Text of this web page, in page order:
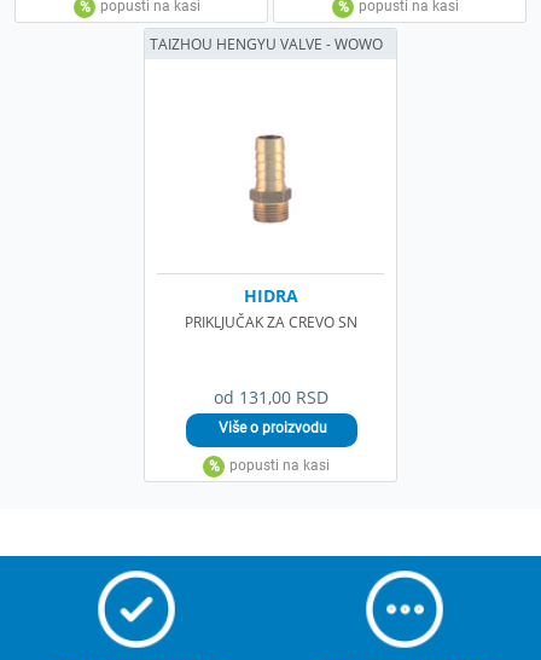
od 131,00 RSD
HIDRA
PRIKLJUČAK ZA CREVO SN
TAIZHOU HENGYU VALVE - WOWO